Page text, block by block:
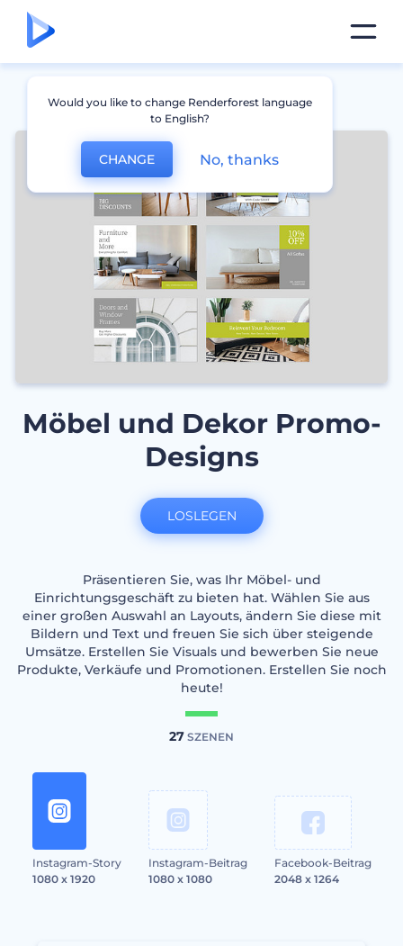
Möbel und Dekor Promo-
Designs
Präsentieren Sie, was Ihr Möbel- und
Einrichtungsgeschäft zu bieten hat. Wählen Sie aus
einer großen Auswahl an Layouts, ändern Sie diese mit
Bildern und Text und freuen Sie sich über steigende
Umsätze. Erstellen Sie Visuals und bewerben Sie neue
Produkte, Verkäufe und Promotionen. Erstellen Sie noch
heute!
27 SZENEN
Instagram-Story
1080 x 1920
Instagram-Beitrag
1080 x 1080
Facebook-Beitrag
2048 x 1264
LOSLEGEN
Would you like to change Renderforest language
to English?
CHANGE No, thanks